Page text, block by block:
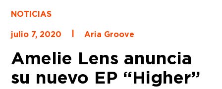
NOTICIAS
julio 7, 2020
Aria Groove
Amelie Lens anuncia
su nuevo EP “Higher”